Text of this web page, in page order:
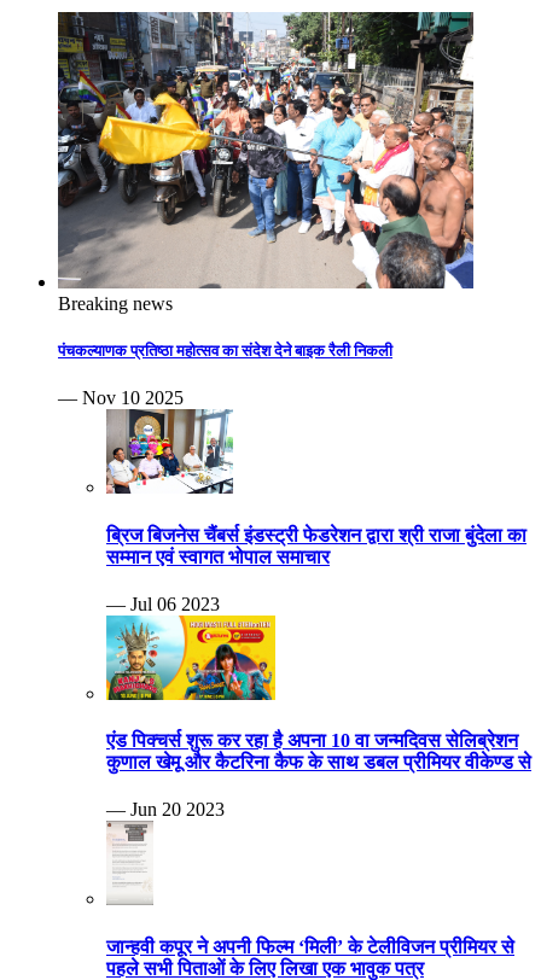
Breaking news
पंचकल्याणक प्रतिष्ठा महोत्सव का संदेश देने बाइक रैली निकली
— Nov 10 2025
ब्रिज बिजनेस चैंबर्स इंडस्ट्री फेडरेशन द्वारा श्री राजा बुंदेला का
सम्मान एवं स्वागत भोपाल समाचार
— Jul 06 2023
एंड पिक्चर्स शुरू कर रहा है अपना 10 वा जन्मदिवस सेलिब्रेशन
कुणाल खेमू और कैटरिना कैफ के साथ डबल प्रीमियर वीकेण्ड से
— Jun 20 2023
जान्हवी कपूर ने अपनी फिल्म ‘मिली’ के टेलीविजन प्रीमियर से
पहले सभी पिताओं के लिए लिखा एक भावुक पत्र